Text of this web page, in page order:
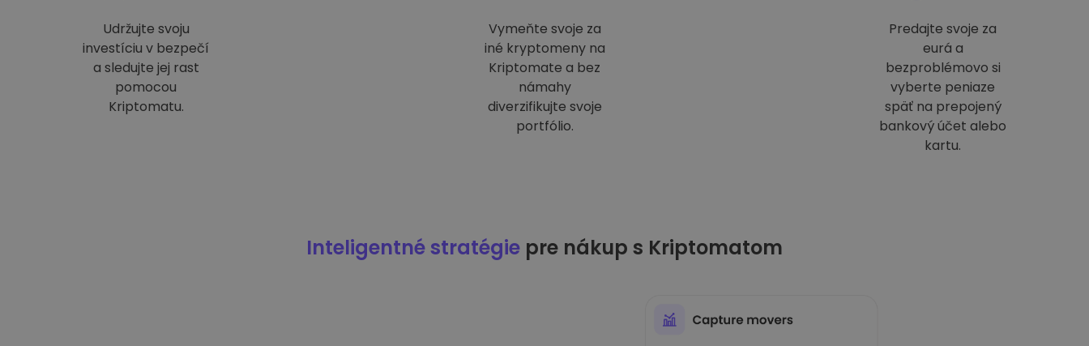
Udržujte svoju
investíciu v bezpečí
a sledujte jej rast
pomocou
Kriptomatu.
Vymeňte svoje za
iné kryptomeny na
Kriptomate a bez
námahy
diverzifikujte svoje
portfólio.
Predajte svoje za
eurá a
bezproblémovo si
vyberte peniaze
späť na prepojený
bankový účet alebo
kartu.
Inteligentné stratégie pre nákup s Kriptomatom